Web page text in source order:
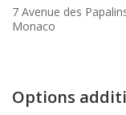
7 Avenue des
Monaco
Options